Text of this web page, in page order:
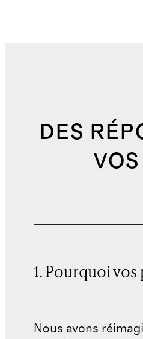
DES
1. Pourquoi vos
Nous avons